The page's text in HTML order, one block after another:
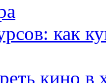
как
кино в